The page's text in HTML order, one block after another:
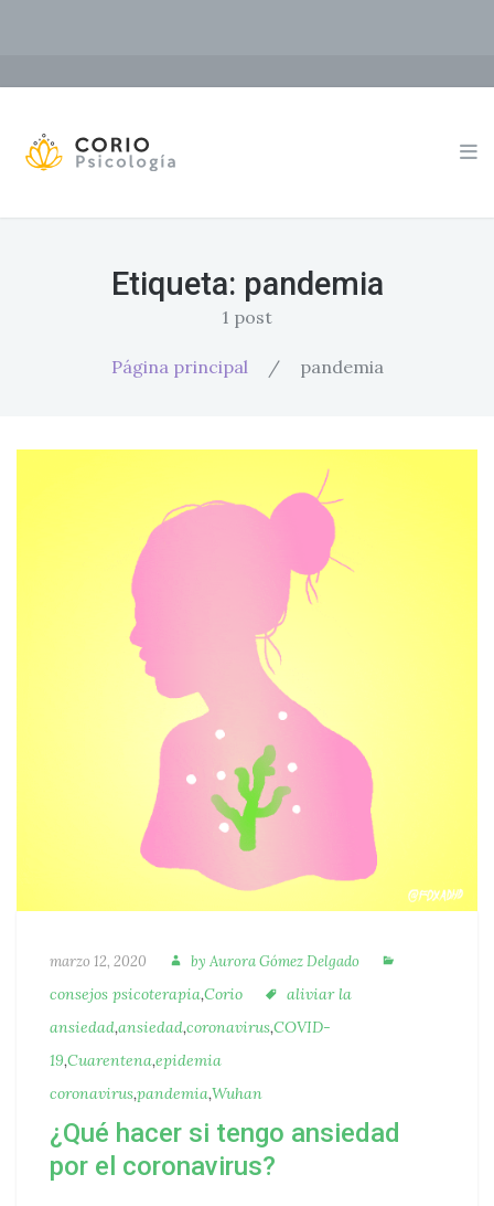
Etiqueta: pandemia
1 post
Página principal / pandemia
Publicado
marzo 12, 2020 Autora
by Aurora Gómez Delgado
consejos psicoterapia,Corio Etiquetas
aliviar la
ansiedad,ansiedad,coronavirus,COVID-
19,Cuarentena,epidemia
coronavirus,pandemia,Wuhan
¿Qué hacer si tengo ansiedad
por el coronavirus?